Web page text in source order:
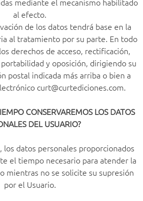
al efecto.
de los datos tendrá base en la
al tratamiento por su parte. En todo
derechos de acceso, rectificación,
y oposición, dirigiendo su
postal indicada más arriba o bien a
curt@curtediciones.com.
CONSERVAREMOS LOS DATOS
DEL USUARIO?
los datos personales proporcionados
el tiempo necesario para atender la
mientras no se solicite su supresión
por el Usuario.